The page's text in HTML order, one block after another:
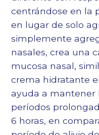
centrándose en la
en lugar de solo
simplemente
nasales, crea una
mucosa nasal,
crema hidratante
ayuda a
períodos
6 horas, en